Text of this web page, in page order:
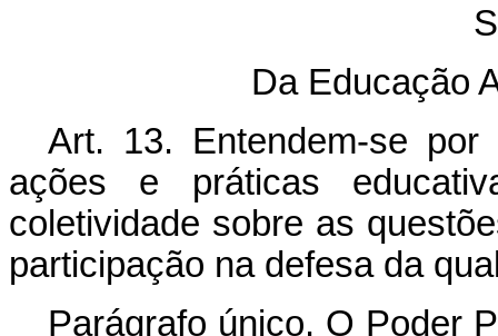
Da Educação
Art. 13. Entendem-se por
ações e práticas
coletividade sobre as
participação na defesa da
Parágrafo único. O Poder